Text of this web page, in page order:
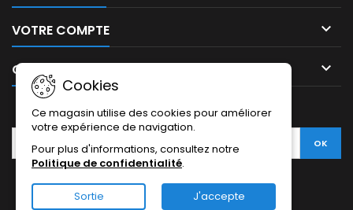
VOTRE COMPTE 
CONTACT 
Cookies
Ce magasin utilise des cookies pour améliorer
votre expérience de navigation.
Pour plus d'informations, consultez notre
Politique de confidentialité.
Sortie J'accepte
LETTRE D'INFORMATIONS